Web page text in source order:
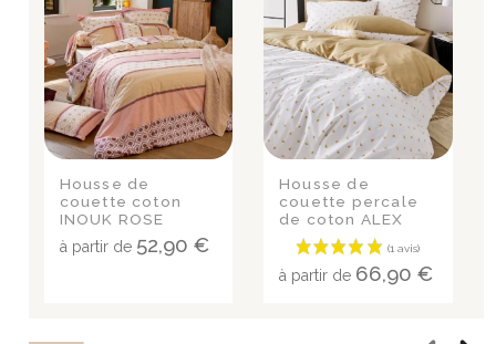
Housse de
couette coton
INOUK ROSE
à partir de 52,90 €
Housse de
couette percale
de coton ALEX
MOKA
à partir de 66,90 €